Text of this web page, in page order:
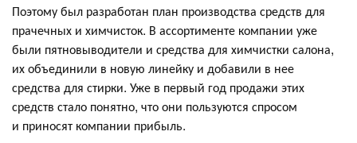
Поэтому был разработан план производства средств для
прачечных и химчисток. В ассортименте компании уже
были пятновыводители и средства для химчистки салона,
их объединили в новую линейку и добавили в нее
средства для стирки. Уже в первый год продажи этих
средств стало понятно, что они пользуются спросом
и приносят компании прибыль.